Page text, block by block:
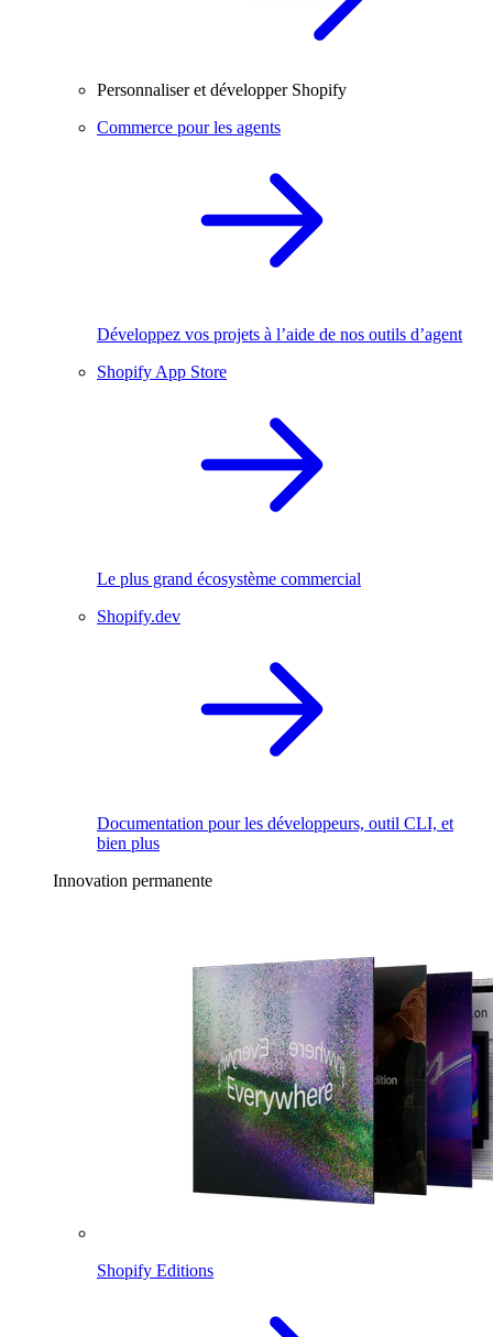
Personnaliser et développer Shopify
Commerce pour les agents
Développez vos projets à l’aide de nos outils d’agent
Shopify App Store
Le plus grand écosystème commercial
Shopify.dev
Documentation pour les développeurs, outil CLI, et
bien plus
Innovation permanente
Shopify Editions